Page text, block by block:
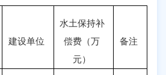
建设单位
水土保持补
偿费（万
元）
备注